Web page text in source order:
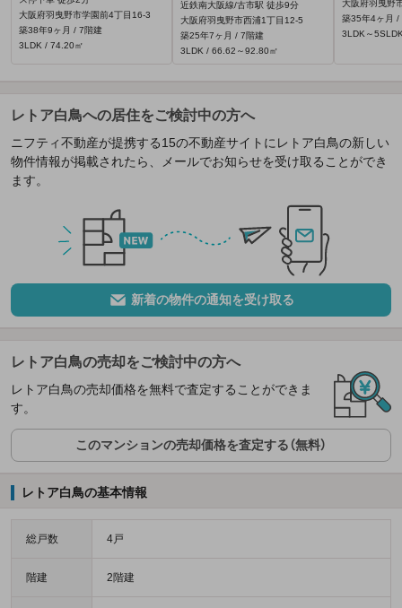
大阪府羽曳野市学園前4丁目16-3
築38年9ヶ月 / 7階建
3LDK / 74.20㎡
近鉄南大阪線/古市駅 徒歩9分
大阪府羽曳野市西浦1丁目12-5
築25年7ヶ月 / 7階建
3LDK / 66.62～92.80㎡
大阪府羽曳野
築35年4ヶ月 /
3LDK～
レトア白鳥への居住をご検討中の方へ
ニフティ不動産が提携する15の不動産サイトにレトア白鳥の新しい
物件情報が掲載されたら、メールでお知らせを受け取ることができ
ます。
新着の物件の通知を受け取る
レトア白鳥の売却をご検討中の方へ
レトア白鳥の売却価格を無料で査定することができま
す。
このマンションの売却価格を査定する（無料）
レトア白鳥の基本情報
総戸数 4戸
階建 2階建